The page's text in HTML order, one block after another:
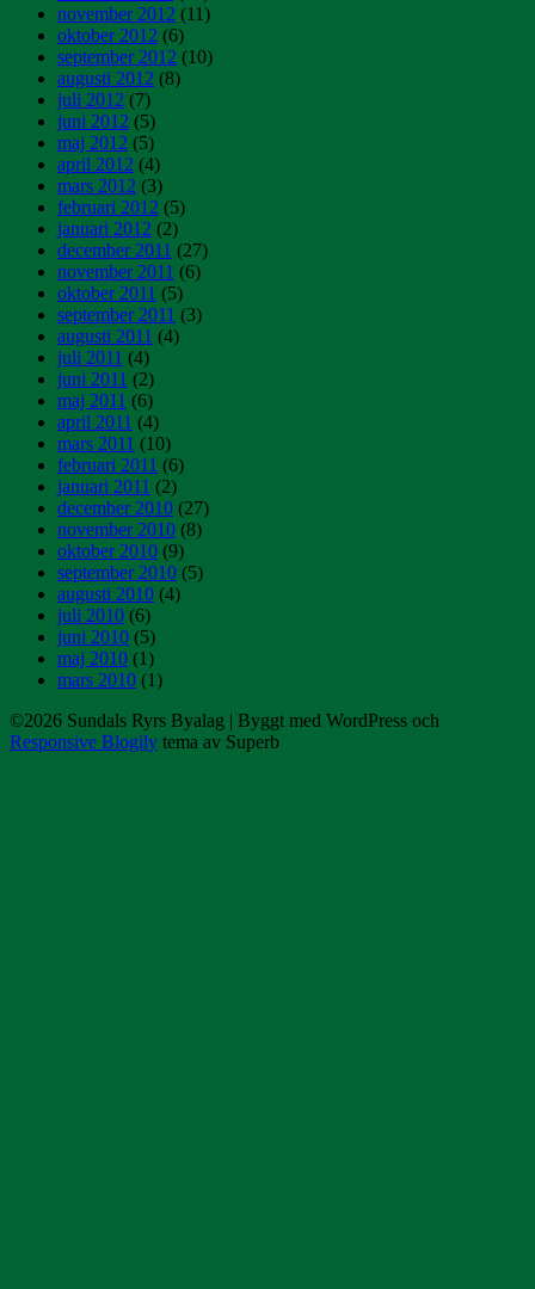
november 2012 (11)
oktober 2012 (6)
september 2012 (10)
augusti 2012 (8)
juli 2012 (7)
juni 2012 (5)
maj 2012 (5)
april 2012 (4)
mars 2012 (3)
februari 2012 (5)
januari 2012 (2)
december 2011 (27)
november 2011 (6)
oktober 2011 (5)
september 2011 (3)
augusti 2011 (4)
juli 2011 (4)
juni 2011 (2)
maj 2011 (6)
april 2011 (4)
mars 2011 (10)
februari 2011 (6)
januari 2011 (2)
december 2010 (27)
november 2010 (8)
oktober 2010 (9)
september 2010 (5)
augusti 2010 (4)
juli 2010 (6)
juni 2010 (5)
maj 2010 (1)
mars 2010 (1)
©2026 Sundals Ryrs Byalag | Byggt med WordPress och
Responsive Blogily tema av Superb